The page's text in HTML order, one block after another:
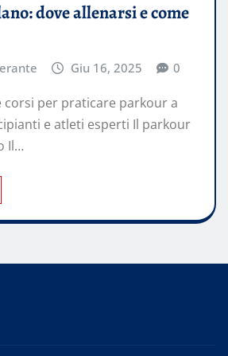
dove allenarsi e come
Giu 16, 2025 0
corsi per praticare parkour a
e atleti esperti Il parkour
Il…